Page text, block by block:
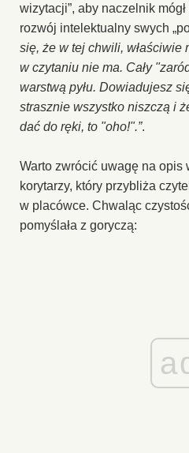
wizytacji”, aby naczelnik
rozwój intelektualny swych
się, że w tej chwili, właściwie
w czytaniu nie ma. Cały
warstwą pyłu. Dowiadujesz
strasznie wszystko niszczą i
dać do ręki, to "oho!".”.
Warto zwrócić uwagę na opis
korytarzy, który przybliża
w placówce. Chwaląc
pomyślała z goryczą: